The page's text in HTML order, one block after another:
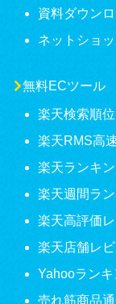
資料ダウンロ
ネットショ
無料ECツール
楽天検索順
楽天RMS高
楽天ランキ
楽天週間ラ
楽天高評価
楽天店舗レ
Yahooラン
売れ筋商品